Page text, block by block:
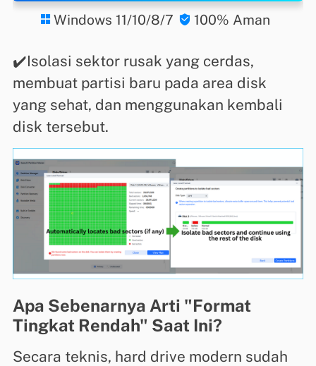
 Windows 11/10/8/7  100% Aman
✔️Isolasi sektor rusak yang cerdas,
membuat partisi baru pada area disk
yang sehat, dan menggunakan kembali
disk tersebut.
Apa Sebenarnya Arti "Format
Tingkat Rendah" Saat Ini?
Secara teknis, hard drive modern sudah